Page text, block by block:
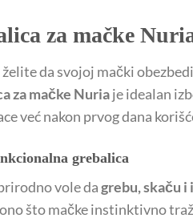
za mačke
da svojoj mački
za mačke Nuriaje idealan
već nakon prvog dana
grebalica
vole dagrebu, skaču i
što mačke instinktivno